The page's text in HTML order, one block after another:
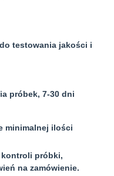
testowania jakości i
próbek, 7-30 dni
minimalnej ilości
kontroli próbki,
na zamówienie.